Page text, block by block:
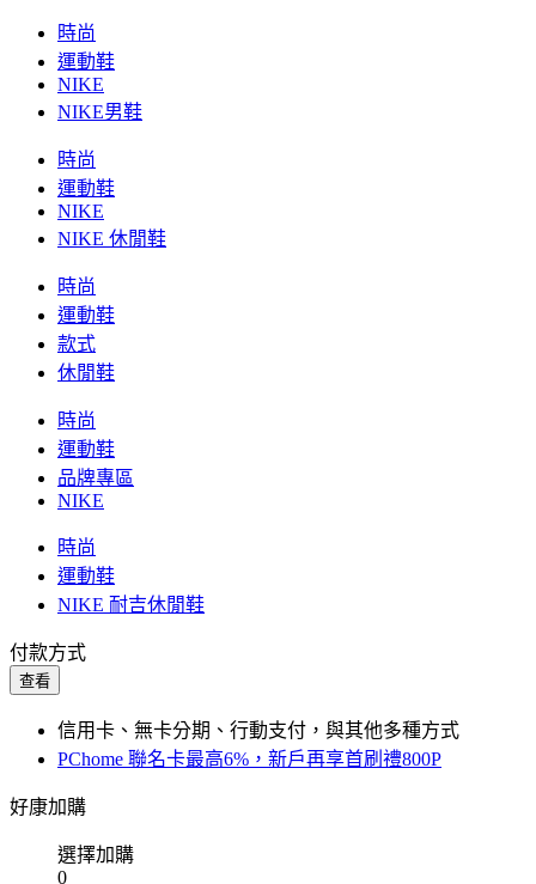
時尚
運動鞋
NIKE
NIKE男鞋
時尚
運動鞋
NIKE
NIKE 休閒鞋
時尚
運動鞋
款式
休閒鞋
時尚
運動鞋
品牌專區
NIKE
時尚
運動鞋
NIKE 耐吉休閒鞋
付款方式
查看
信用卡、無卡分期、行動支付，與其他多種方式
PChome 聯名卡最高6%，新戶再享首刷禮800P
好康加購
選擇加購
0